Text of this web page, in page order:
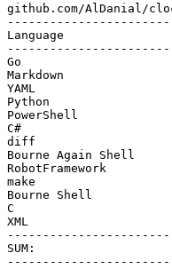
github.com/AlDanial/
Language
Go
Markdown
YAML
Python
PowerShell
C#
diff
Bourne Again
RobotFramework
make
Bourne Shell
C
XML
SUM: